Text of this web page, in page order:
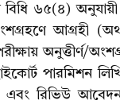
৬৫(৪) অনুযায়ী
আগ্রহী
অনুত্তীর্ণ/
পারমিশন
এবং রিভিউ